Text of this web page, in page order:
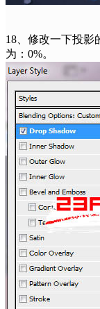
18、修改一下投影
为：0%。